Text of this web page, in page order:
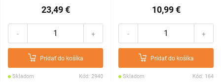
23,49 €
- +
Pridať do košíka
Skladom Kód: 2940
10,99 €
- +
Pridať do košíka
Skladom Kód: 164